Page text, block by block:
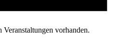
Veranstaltungen vorhanden.